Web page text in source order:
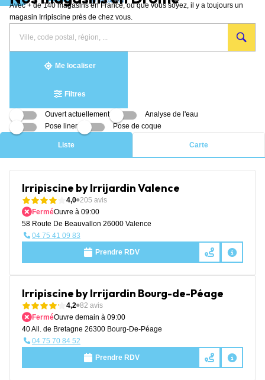
Aller au contenu
Avec + de 140 magasins en France, où que vous soyez, il y a toujours un
magasin Irripiscine près de chez vous.
Rechercher
Veuillez
renseigner
{{count}}
résultat(s)
Me localiser
Filtres
Ouvert actuellement
Analyse de l'eau
Pose liner
Pose de coque
Liste Carte
Irripiscine by Irrijardin Valence
4,0 205 avis
FerméOuvre à 09:00
58 Route De Beauvallon 26000 Valence
04 75 41 09 83
Prendre RDV
Irripiscine by Irrijardin Bourg-de-Péage
4,2 82 avis
FerméOuvre demain à 09:00
40 All. de Bretagne 26300 Bourg-De-Péage
04 75 70 84 52
Prendre RDV